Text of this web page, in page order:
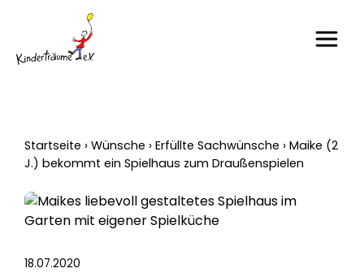
Startseite › Wünsche › Erfüllte Sachwünsche › Maike (2
J.) bekommt ein Spielhaus zum Draußenspielen
18.07.2020